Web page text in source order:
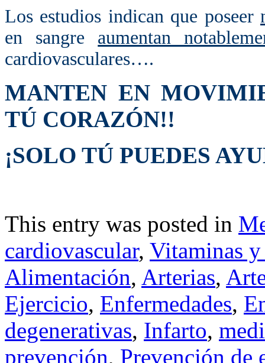
Los estudios indican que poseer
en sangre aumentan
cardiovasculares….
MANTEN EN
TÚ CORAZÓN!!
¡SOLO TÚ PUEDES
This entry was posted in
cardiovascular, Vitaminas
Alimentación, Arterias,
Ejercicio, Enfermedades,
degenerativas, Infarto,
prevención, Prevención de